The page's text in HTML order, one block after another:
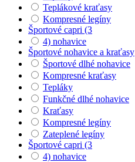
Teplákové kraťasy
Kompresné legíny
Športové capri (3
4) nohavice
Športové nohavice a kraťasy
Športové dlhé nohavice
Kompresné kraťasy
Tepláky
Funkčné dlhé nohavice
Kraťasy
Kompresné legíny
Zateplené legíny
Športové capri (3
4) nohavice